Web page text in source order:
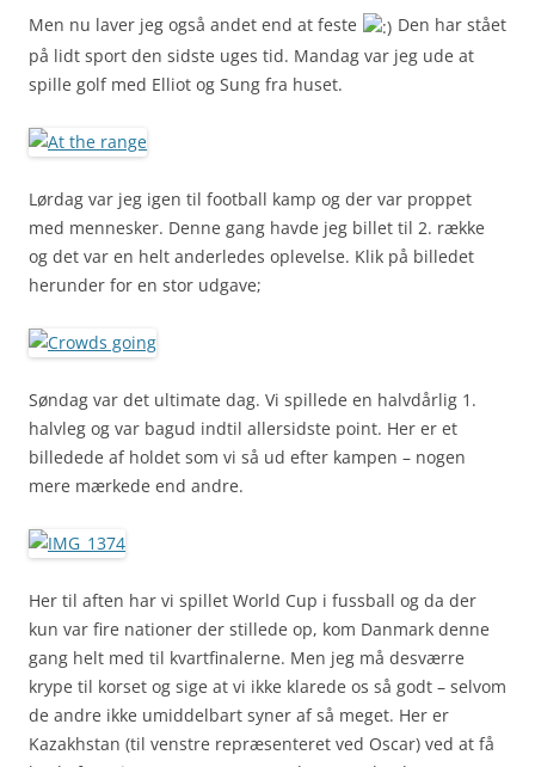
Men nu laver jeg også andet end at feste
Den har stået
på lidt sport den sidste uges tid. Mandag var jeg ude at
spille golf med Elliot og Sung fra huset.
Lørdag var jeg igen til football kamp og der var proppet
med mennesker. Denne gang havde jeg billet til 2. række
og det var en helt anderledes oplevelse. Klik på billedet
herunder for en stor udgave;
Søndag var det ultimate dag. Vi spillede en halvdårlig 1.
halvleg og var bagud indtil allersidste point. Her er et
billedede af holdet som vi så ud efter kampen – nogen
mere mærkede end andre.
Her til aften har vi spillet World Cup i fussball og da der
kun var fire nationer der stillede op, kom Danmark denne
gang helt med til kvartfinalerne. Men jeg må desværre
krype til korset og sige at vi ikke klarede os så godt – selvom
de andre ikke umiddelbart syner af så meget. Her er
Kazakhstan (til venstre repræsenteret ved Oscar) ved at få